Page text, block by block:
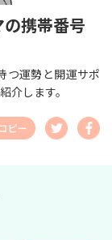
の携帯番号
つ運勢と開運サポ
介します。